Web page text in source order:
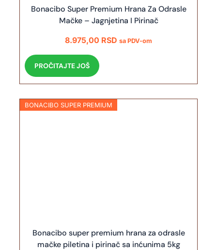
Bonacibo Super Premium Hrana Za Odrasle
Mačke – Jagnjetina I Pirinač
8.975,00 RSD sa PDV-om
PROČITAJTE JOŠ
BONACIBO SUPER PREMIUM
Bonacibo super premium hrana za odrasle
mačke piletina i pirinač sa inćunima 5kg